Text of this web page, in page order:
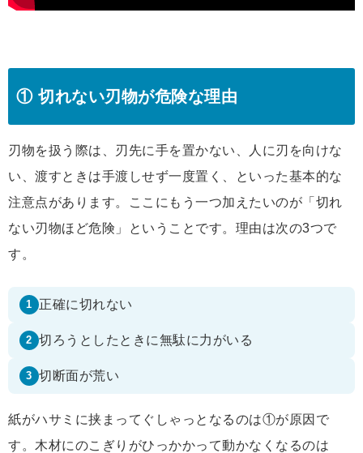
① 切れない刃物が危険な理由
刃物を扱う際は、刃先に手を置かない、人に刃を向けな
い、渡すときは手渡しせず一度置く、といった基本的な
注意点があります。ここにもう一つ加えたいのが「切れ
ない刃物ほど危険」ということです。理由は次の3つで
す。
1 正確に切れない
2 切ろうとしたときに無駄に力がいる
3 切断面が荒い
紙がハサミに挟まってぐしゃっとなるのは①が原因で
す。木材にのこぎりがひっかかって動かなくなるのは